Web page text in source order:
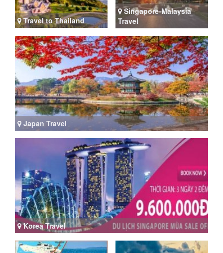
Travel to Thailand
Singapore-Malaysia
Travel
Japan Travel
Korea Travel